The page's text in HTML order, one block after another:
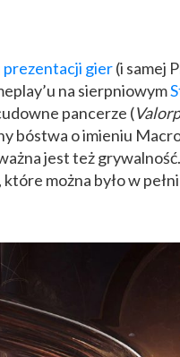
gier(i samej
na sierpniowym
pancerze (
bóstwa o imieniu
jest też
można było w pełni